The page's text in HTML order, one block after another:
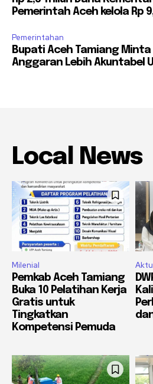
Pemerintah Aceh kelola Rp
Pemerintahan
Bupati Aceh Tamiang
Anggaran Lebih Akuntabel
Local News
Milenial
Pemkab Aceh Tamiang
Buka 10 Pelatihan Kerja
Gratis untuk
Tingkatkan
Kompetensi Pemuda